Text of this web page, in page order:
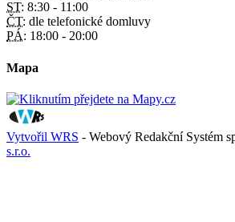
ST: 8:30 - 11:00
ČT: dle telefonické domluvy
PÁ: 18:00 - 20:00
Mapa
Vytvořil WRS - Webový Redakční Systém
s.r.o.